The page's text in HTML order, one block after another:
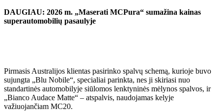
DAUGIAU: 2026 m. „Maserati MCPura“ sumažina kainas
superautomobilių pasaulyje
Pirmasis Australijos klientas pasirinko spalvų schemą, kurioje buvo
sujungta „Blu Nobile“, specialiai parinkta, nes ji skiriasi nuo
standartinės automobilyje siūlomos lenktyninės mėlynos spalvos, ir
„Bianco Audace Matte“ – atspalvis, naudojamas kelyje
važiuojančiam MC20.